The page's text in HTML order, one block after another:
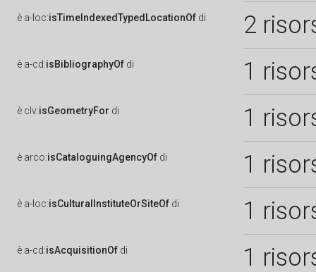
è a-loc:isTimeIndexedTypedLocationOf di 2
è a-cd:isBibliographyOf di 1
è clv:isGeometryFor di 1
è arco:isCataloguingAgencyOf di 1
è a-loc:isCulturalInstituteOrSiteOf di 1
è a-cd:isAcquisitionOf di 1